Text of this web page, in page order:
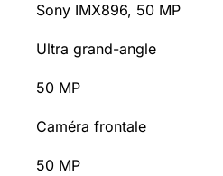
Sony IMX896, 50 MP
Ultra grand-angle
50 MP
Caméra frontale
50 MP